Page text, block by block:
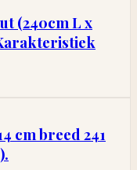
(240cm L x
cm breed 241